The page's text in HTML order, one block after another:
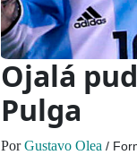
Ojalá
Pulga
PorGustavo Olea /